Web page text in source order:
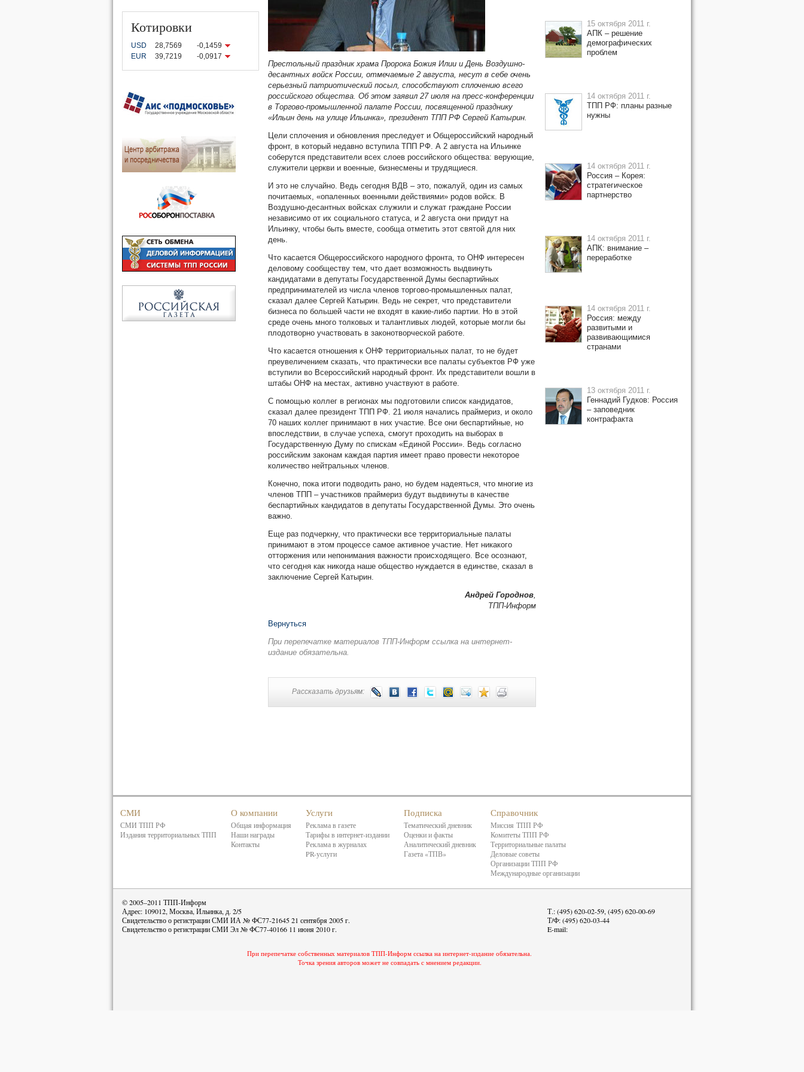
Котировки
USD 28,7569
-0,1459
EUR
39,7219 -0,0917
Престольный праздник храма Пророка Божия Илии и День Воздушно-
десантных войск России, отмечаемые 2 августа, несут в себе очень
серьезный патриотический посыл, способствуют сплочению всего
российского общества. Об этом заявил 27 июля на пресс-конференции
в Торгово-промышленной палате России, посвященной празднику
«Ильин день на улице Ильинка», президент ТПП РФ Сергей Катырин.
Цели сплочения и обновления преследует и Общероссийский народный
фронт, в который недавно вступила ТПП РФ. А 2 августа на Ильинке
соберутся представители всех слоев российского общества: верующие,
служители церкви и военные, бизнесмены и трудящиеся.
И это не случайно. Ведь сегодня ВДВ – это, пожалуй, один из самых
почитаемых, «опаленных военными действиями» родов войск. В
Воздушно-десантных войсках служили и служат граждане России
независимо от их социального статуса, и 2 августа они придут на
Ильинку, чтобы быть вместе, сообща отметить этот святой для них
день.
Что касается Общероссийского народного фронта, то ОНФ интересен
деловому сообществу тем, что дает возможность выдвинуть
кандидатами в депутаты Государственной Думы беспартийных
предпринимателей из числа членов торгово-промышленных палат,
сказал далее Сергей Катырин. Ведь не секрет, что представители
бизнеса по большей части не входят в какие-либо партии. Но в этой
среде очень много толковых и талантливых людей, которые могли бы
плодотворно участвовать в законотворческой работе.
Что касается отношения к ОНФ территориальных палат, то не будет
преувеличением сказать, что практически все палаты субъектов РФ уже
вступили во Всероссийский народный фронт. Их представители вошли в
штабы ОНФ на местах, активно участвуют в работе.
С помощью коллег в регионах мы подготовили список кандидатов,
сказал далее президент ТПП РФ. 21 июля начались праймериз, и около
70 наших коллег принимают в них участие. Все они беспартийные, но
впоследствии, в случае успеха, смогут проходить на выборах в
Государственную Думу по спискам «Единой России». Ведь согласно
российским законам каждая партия имеет право провести некоторое
количество нейтральных членов.
Конечно, пока итоги подводить рано, но будем надеяться, что многие из
членов ТПП – участников праймериз будут выдвинуты в качестве
беспартийных кандидатов в депутаты Государственной Думы. Это очень
важно.
Еще раз подчеркну, что практически все территориальные палаты
принимают в этом процессе самое активное участие. Нет никакого
отторжения или непонимания важности происходящего. Все осознают,
что сегодня как никогда наше общество нуждается в единстве, сказал в
заключение Сергей Катырин.
Андрей Городнов,
ТПП-Информ
Вернуться
При перепечатке материалов ТПП-Информ ссылка на интернет-
издание обязательна.
Рассказать друзьям:
15 октября 2011 г.
АПК – решение
демографических
проблем
14 октября 2011 г.
ТПП РФ: планы разные
нужны
14 октября 2011 г.
Россия – Корея:
стратегическое
партнерство
14 октября 2011 г.
АПК: внимание –
переработке
14 октября 2011 г.
Россия: между
развитыми и
развивающимися
странами
13 октября 2011 г.
Геннадий Гудков: Россия
– заповедник
контрафакта
СМИ
СМИ ТПП РФ
Издания территориальных ТПП
О компании
Общая информация
Наши награды
Контакты
Услуги
Реклама в газете
Тарифы в интернет-издании
Реклама в журналах
PR-услуги
Подписка
Тематический дневник
Оценки и факты
Аналитический дневник
Газета «ТПВ»
Справочник
Миссия ТПП РФ
Комитеты ТПП РФ
Территориальные палаты
Деловые советы
Организации ТПП РФ
Международные организации
© 2005–2011 ТПП-Информ
Адрес: 109012, Москва, Ильинка, д. 2/5
Свидетельство о регистрации СМИ ИА № ФС77-21645 21 сентября 2005 г.
Свидетельство о регистрации СМИ Эл № ФС77-40166 11 июня 2010 г.
Т.: (495) 620-02-59, (495) 620-00-69
Т/Ф: (495) 620-03-44
E-mail:
При перепечатке собственных материалов ТПП-Информ ссылка на интернет-издание обязательна.
Точка зрения авторов может не совпадать с мнением редакции.